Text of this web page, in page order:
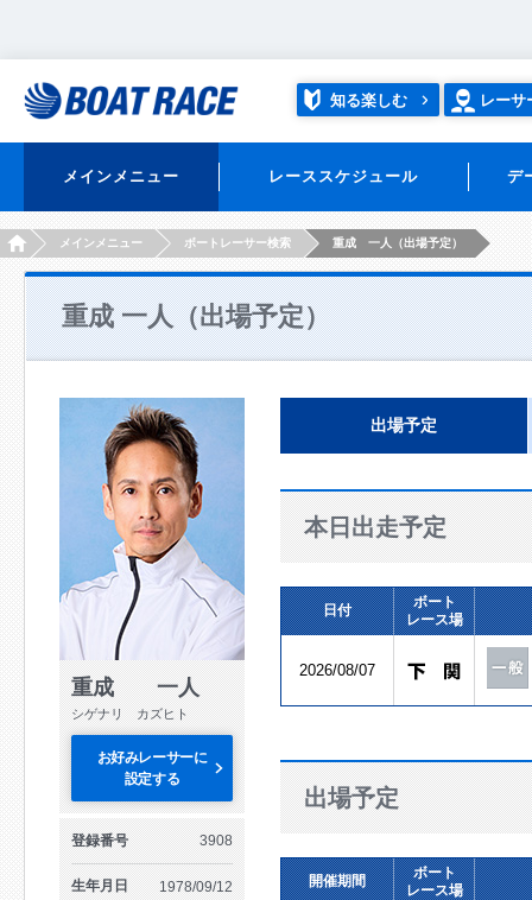
知る楽しむ レーサ
メインメニュー レーススケジュール デ
HOMEメインメニュー ボートレーサー検索 重成 一人（出場予定）
重成 一人（出場予定）
重成 一人
シゲナリ カズヒト
お好みレーサーに
設定する
登録番号 3908
生年月日 1978/09/12
出場予定
本日出走予定
日付
ボート
レース場
2026/08/07
出場予定
開催期間
ボート
レース場